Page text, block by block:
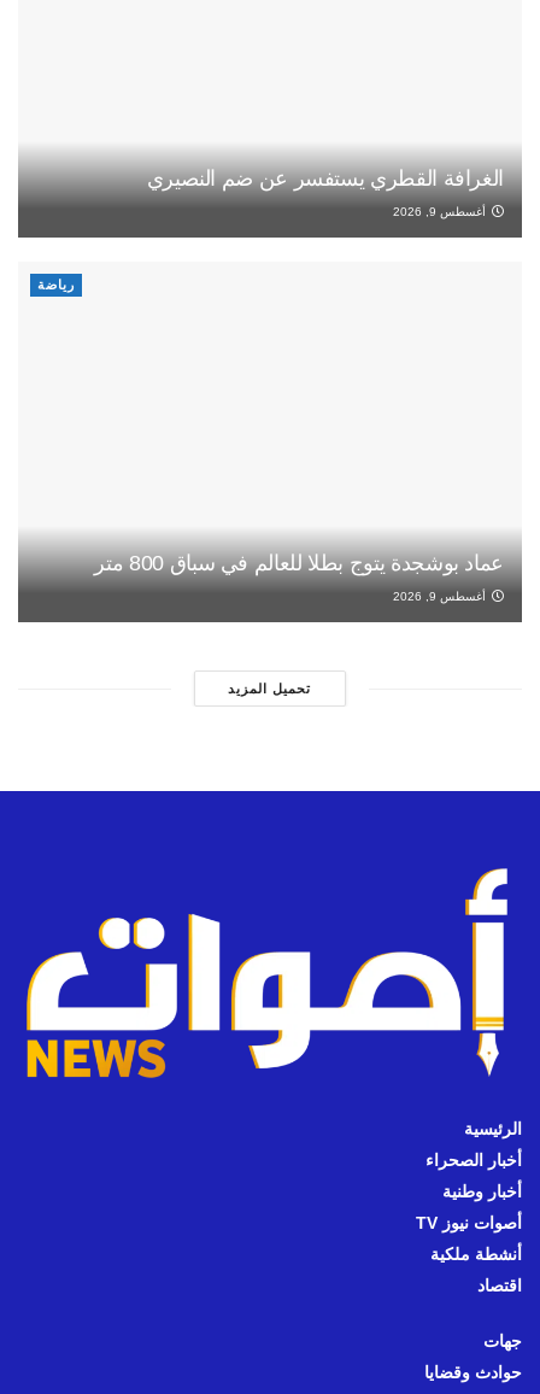
الغرافة القطري يستفسر عن ضم النصيري
أغسطس 9, 2026
رياضة
عماد بوشجدة يتوج بطلا للعالم في سباق 800 متر
أغسطس 9, 2026
تحميل المزيد
الرئيسية
أخبار الصحراء
أخبار وطنية
أصوات نيوز TV
أنشطة ملكية
اقتصاد
جهات
حوادث وقضايا